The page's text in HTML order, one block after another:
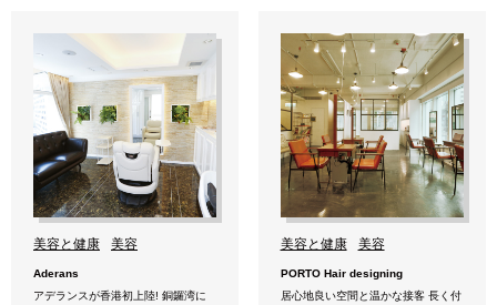
美容と健康 美容
Aderans
アデランスが香港初上陸! 銅鑼湾に
美容と健康 美容
PORTO Hair designing
居心地良い空間と温かな接客 長く付